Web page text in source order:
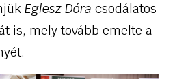
Eglesz Dóra csodálatos
is, mely tovább emelte a